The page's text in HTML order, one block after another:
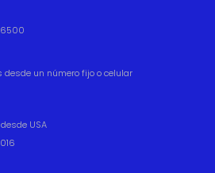
desde un número fijo o celular
USA